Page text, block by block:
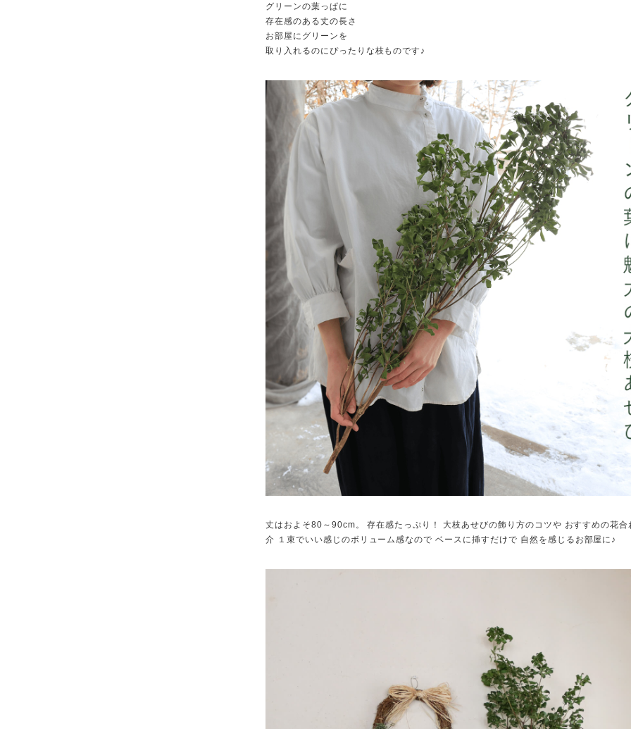
グリーンの葉っぱに
存在感のある丈の長さ
お部屋にグリーンを
取り入れるのにぴったりな枝ものです♪
丈はおよそ80～90cm。 存在感たっぷり！ 大枝あせびの飾り方のコツや おすすめの花合
介 １束でいい感じのボリューム感なので ベースに挿すだけで 自然を感じるお部屋に♪